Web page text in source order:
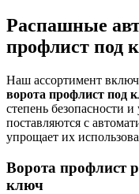
Распашные
профлист под
Наш ассортимент
ворота профлист под
степень безопасности
поставляются с
упрощает их
Ворота профлист
ключ